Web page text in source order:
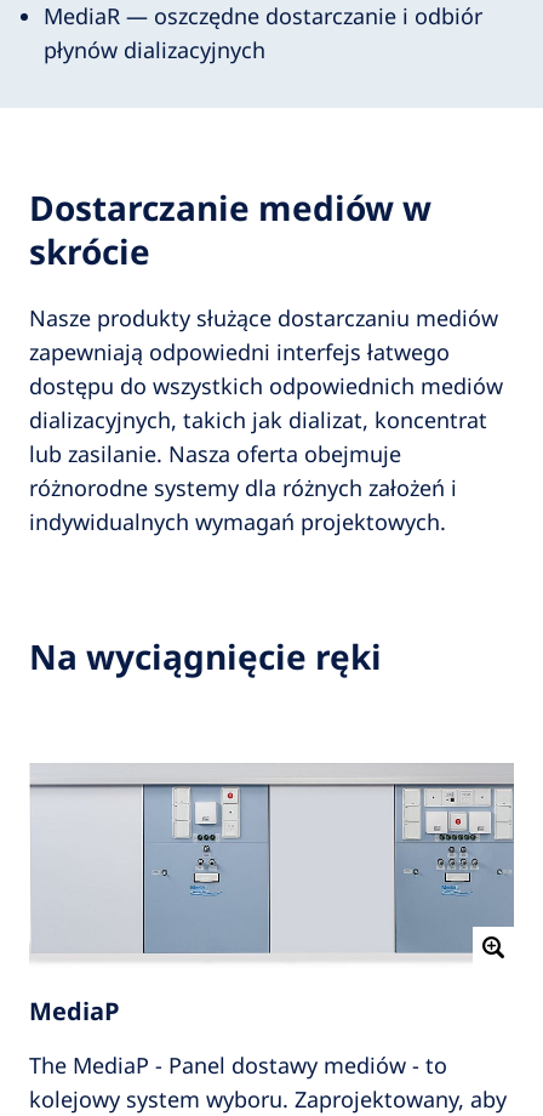
MediaR — oszczędne dostarczanie i odbiór
płynów dializacyjnych
Dostarczanie mediów w
skrócie
Nasze produkty służące dostarczaniu mediów
zapewniają odpowiedni interfejs łatwego
dostępu do wszystkich odpowiednich mediów
dializacyjnych, takich jak dializat, koncentrat
lub zasilanie. Nasza oferta obejmuje
różnorodne systemy dla różnych założeń i
indywidualnych wymagań projektowych.
Na wyciągnięcie ręki
MediaP
The MediaP - Panel dostawy mediów - to
kolejowy system wyboru. Zaprojektowany, aby